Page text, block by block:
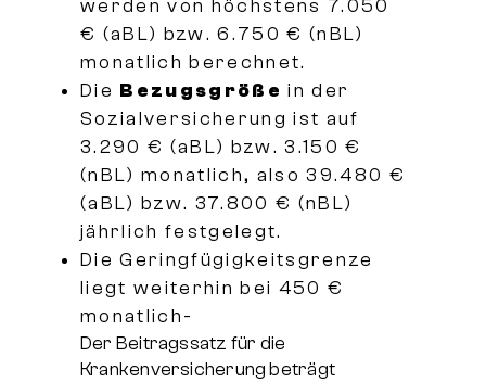
werden von höchstens 7.050
€ (aBL) bzw. 6.750 € (nBL)
monatlich berechnet.
Die Bezugsgröße in der
Sozialversicherung ist auf
3.290 € (aBL) bzw. 3.150 €
(nBL) monatlich, also 39.480 €
(aBL) bzw. 37.800 € (nBL)
jährlich festgelegt.
Die Geringfügigkeitsgrenze
liegt weiterhin bei 450 €
monatlich-
Der Beitragssatz für die
Krankenversicherung beträgt